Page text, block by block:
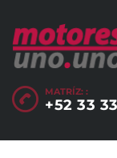
MATRÍZ: :
+52 33